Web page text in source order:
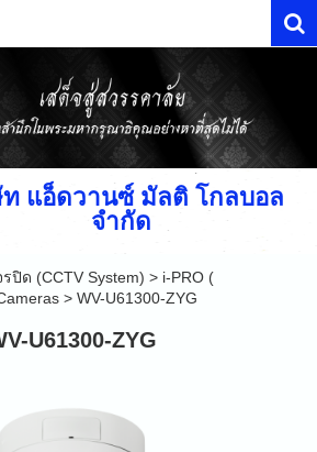
แอ็ดวานซ์ มัลติ โกลบอล
จำกัด
ปิด (CCTV System) > i-PRO (
> WV-U61300-ZYG
U61300-ZYG